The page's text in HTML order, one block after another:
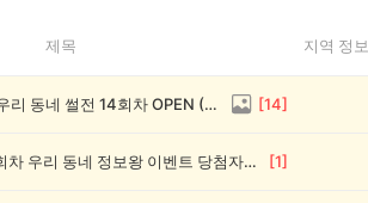
제목 지역 정보
전원 1,000캐시! 🥳 우리 동네 썰전 14회차 OPEN (~8/17) [14]
💰[당첨자 발표] 26회차 우리 동네 정보왕 이벤트 당첨자를 발표합니다! [1]